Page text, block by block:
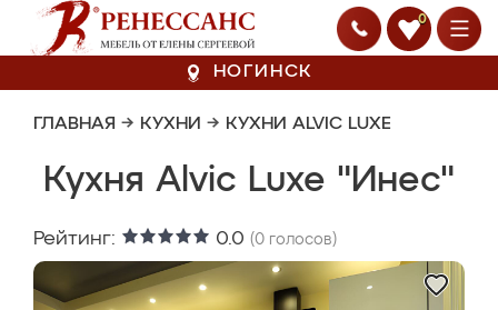
0
НОГИНСК
ГЛАВНАЯ → КУХНИ → КУХНИ ALVIC LUXE
Кухня Alvic Luxe "Инес"
Рейтинг: 0.0 (0 голосов)